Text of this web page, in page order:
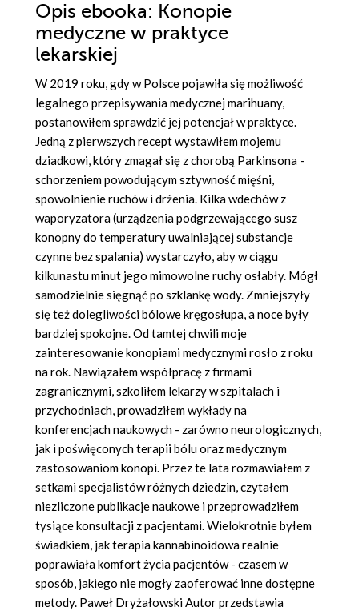
Opis ebooka: Konopie
medyczne w praktyce
lekarskiej
W 2019 roku, gdy w Polsce pojawiła się możliwość
legalnego przepisywania medycznej marihuany,
postanowiłem sprawdzić jej potencjał w praktyce.
Jedną z pierwszych recept wystawiłem mojemu
dziadkowi, który zmagał się z chorobą Parkinsona -
schorzeniem powodującym sztywność mięśni,
spowolnienie ruchów i drżenia. Kilka wdechów z
waporyzatora (urządzenia podgrzewającego susz
konopny do temperatury uwalniającej substancje
czynne bez spalania) wystarczyło, aby w ciągu
kilkunastu minut jego mimowolne ruchy osłabły. Mógł
samodzielnie sięgnąć po szklankę wody. Zmniejszyły
się też dolegliwości bólowe kręgosłupa, a noce były
bardziej spokojne. Od tamtej chwili moje
zainteresowanie konopiami medycznymi rosło z roku
na rok. Nawiązałem współpracę z firmami
zagranicznymi, szkoliłem lekarzy w szpitalach i
przychodniach, prowadziłem wykłady na
konferencjach naukowych - zarówno neurologicznych,
jak i poświęconych terapii bólu oraz medycznym
zastosowaniom konopi. Przez te lata rozmawiałem z
setkami specjalistów różnych dziedzin, czytałem
niezliczone publikacje naukowe i przeprowadziłem
tysiące konsultacji z pacjentami. Wielokrotnie byłem
świadkiem, jak terapia kannabinoidowa realnie
poprawiała komfort życia pacjentów - czasem w
sposób, jakiego nie mogły zaoferować inne dostępne
metody. Paweł Dryżałowski Autor przedstawia